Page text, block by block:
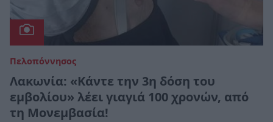
Πελοπόννησος
Λακωνία: «Κάντε την 3η δόση του
εμβολίου» λέει γιαγιά 100 χρονών, από
τη Μονεμβασία!